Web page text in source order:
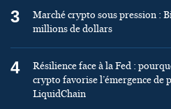
3
Marché crypto sous pression :
millions de dollars
4
Résilience face à la Fed :
crypto favorise l’émergence
LiquidChain